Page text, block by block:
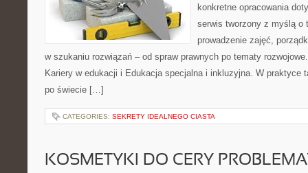
konkretne opracowania
serwis tworzony z myślą o
prowadzenie zajęć,
w szukaniu rozwiązań – od spraw prawnych po tematy
Kariery w edukacji i Edukacja specjalna i inkluzyjna. W praktyce
po świecie […]
CATEGORIES: SEKRETY IDEALNEGO CIASTA
KOSMETYKI DO CERY